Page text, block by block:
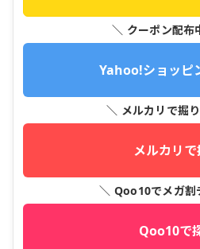
＼ クーポン配布
Yahoo!ショッピ
＼ メルカリで掘
メルカリで
＼ Qoo10でメガ割
Qoo10で